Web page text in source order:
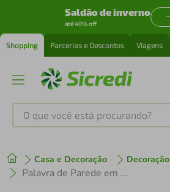
Saldão de inverno
até 40% off
Shopping Parcerias e Descontos Viagens
O que você está procurando?
Casa e Decoração Decoração
Palavra de Parede em Relevo Refúgio 45x14 Preto
1º tenis